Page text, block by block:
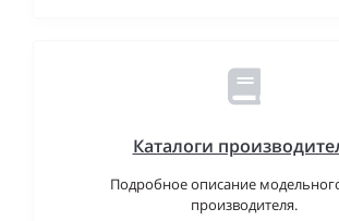
Каталоги
Подробное описание
производителя.